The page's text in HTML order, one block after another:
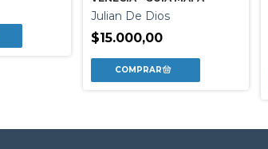
Julian De Dios
$15.000,00